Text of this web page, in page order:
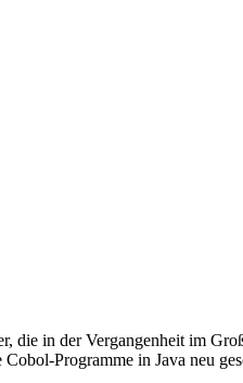
in der Vergangenheit im
Programme in Java neu